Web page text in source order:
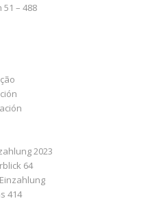
– 488
2023
64
414